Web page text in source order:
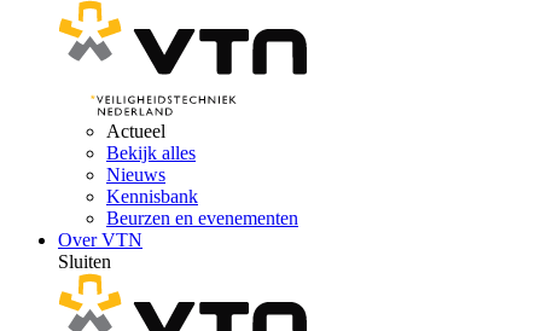
Actueel
Bekijk alles
Nieuws
Kennisbank
Beurzen en evenementen
Over VTN
Sluiten